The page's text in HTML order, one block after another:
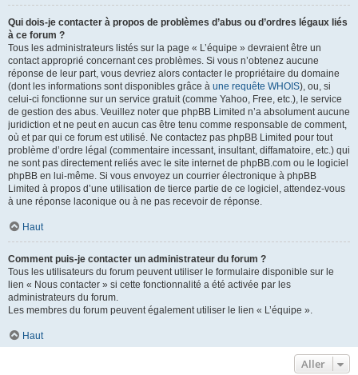
Qui dois-je contacter à propos de problèmes d’abus ou d’ordres légaux liés
à ce forum ?
Tous les administrateurs listés sur la page « L’équipe » devraient être un
contact approprié concernant ces problèmes. Si vous n’obtenez aucune
réponse de leur part, vous devriez alors contacter le propriétaire du domaine
(dont les informations sont disponibles grâce à une requête WHOIS), ou, si
celui-ci fonctionne sur un service gratuit (comme Yahoo, Free, etc.), le service
de gestion des abus. Veuillez noter que phpBB Limited n’a absolument aucune
juridiction et ne peut en aucun cas être tenu comme responsable de comment,
où et par qui ce forum est utilisé. Ne contactez pas phpBB Limited pour tout
problème d’ordre légal (commentaire incessant, insultant, diffamatoire, etc.) qui
ne sont pas directement reliés avec le site internet de phpBB.com ou le logiciel
phpBB en lui-même. Si vous envoyez un courrier électronique à phpBB
Limited à propos d’une utilisation de tierce partie de ce logiciel, attendez-vous
à une réponse laconique ou à ne pas recevoir de réponse.
Haut
Comment puis-je contacter un administrateur du forum ?
Tous les utilisateurs du forum peuvent utiliser le formulaire disponible sur le
lien « Nous contacter » si cette fonctionnalité a été activée par les
administrateurs du forum.
Les membres du forum peuvent également utiliser le lien « L’équipe ».
Haut
Aller